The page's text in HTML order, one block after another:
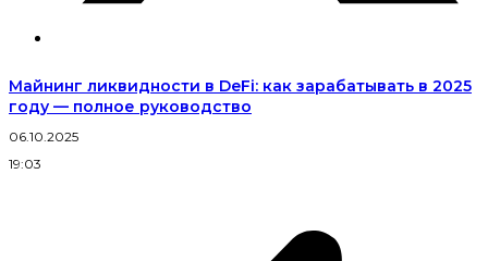
Майнинг ликвидности в DeFi: как зарабатывать в 2025
году — полное руководство
06.10.2025
19:03